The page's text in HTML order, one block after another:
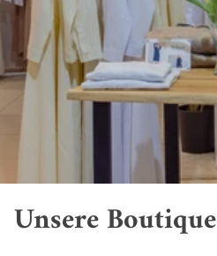
Unsere Boutique